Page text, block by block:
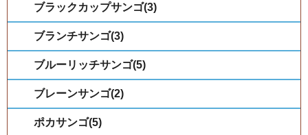
ブラックカップサンゴ(3)
ブランチサンゴ(3)
ブルーリッチサンゴ(5)
ブレーンサンゴ(2)
ポカサンゴ(5)